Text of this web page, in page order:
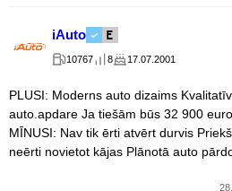
iAuto
10767 8 17.07.2001
PLUSI: Moderns auto dizaims
auto.apdare Ja tiešām būs 32 900
MĪNUSI: Nav tik ērti atvērt durvis
neērti novietot kājas Plānotā auto